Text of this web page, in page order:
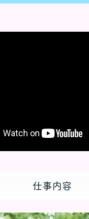
仕事内容